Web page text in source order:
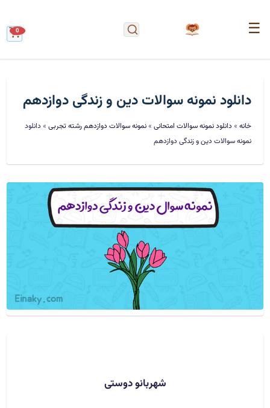
☰
0
دانلود نمونه سوالات دین و زندگی دوازدهم
خانه » دانلود نمونه سوالات امتحانی »نمونه سوالات دوازدهم رشته تجربی » دانلود
نمونه سوالات دین و زندگی دوازدهم
شهربانو دوستی